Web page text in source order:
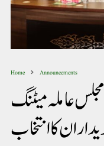
Home Announcements
عاملہ میٹنگ
کا انتخاب